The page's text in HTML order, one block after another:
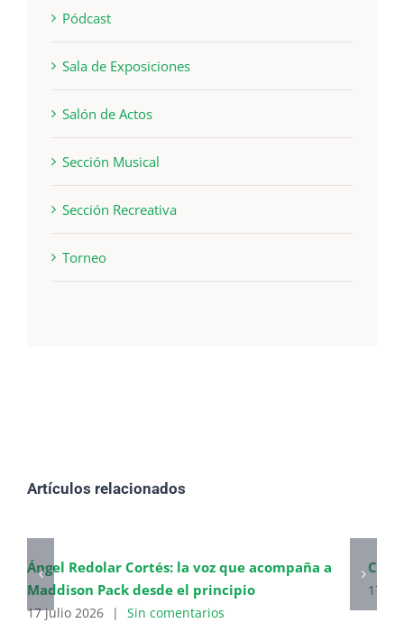
Pódcast
Sala de Exposiciones
Salón de Actos
Sección Musical
Sección Recreativa
Torneo
Artículos relacionados
Ángel Redolar Cortés: la voz que acompaña a
Maddison Pack desde el principio
17 julio 2026 | Sin comentarios
17